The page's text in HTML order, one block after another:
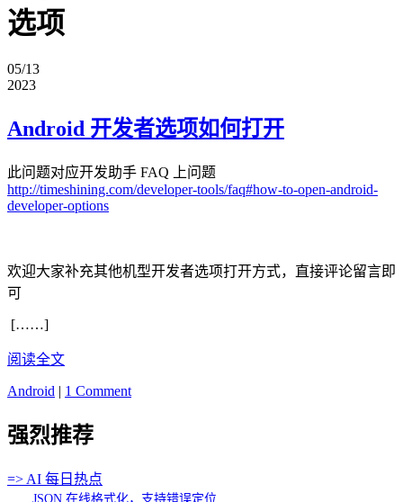
选项
05/13
2023
Android 开发者选项如何打开
此问题对应开发助手 FAQ 上问题
http://timeshining.com/developer-tools/faq#how-to-open-android-
developer-options
欢迎大家补充其他机型开发者选项打开方式，直接评论留言即
可
[……]
阅读全文
Android | 1 Comment
强烈推荐
=> AI 每日热点
JSON 在线格式化，支持错误定位